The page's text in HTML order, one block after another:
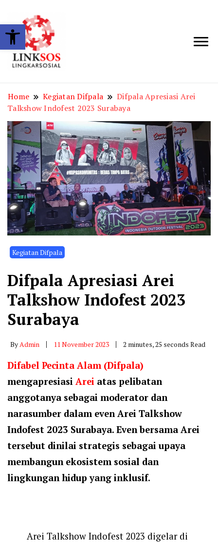
Open toolbar
Home Kegiatan Difpala
Difpala Apresiasi Arei
Talkshow Indofest 2023 Surabaya
Kegiatan Difpala
Difpala Apresiasi Arei
Talkshow Indofest 2023
Surabaya
ByAdmin 11 November 2023 2 minutes, 25 seconds Read
Difabel Pecinta Alam (Difpala)
mengapresiasi Arei atas pelibatan
anggotanya sebagai moderator dan
narasumber dalam even Arei Talkshow
Indofest 2023 Surabaya. Even bersama Arei
tersebut dinilai strategis sebagai upaya
membangun ekosistem sosial dan
lingkungan hidup yang inklusif.
Arei Talkshow Indofest 2023 digelar di